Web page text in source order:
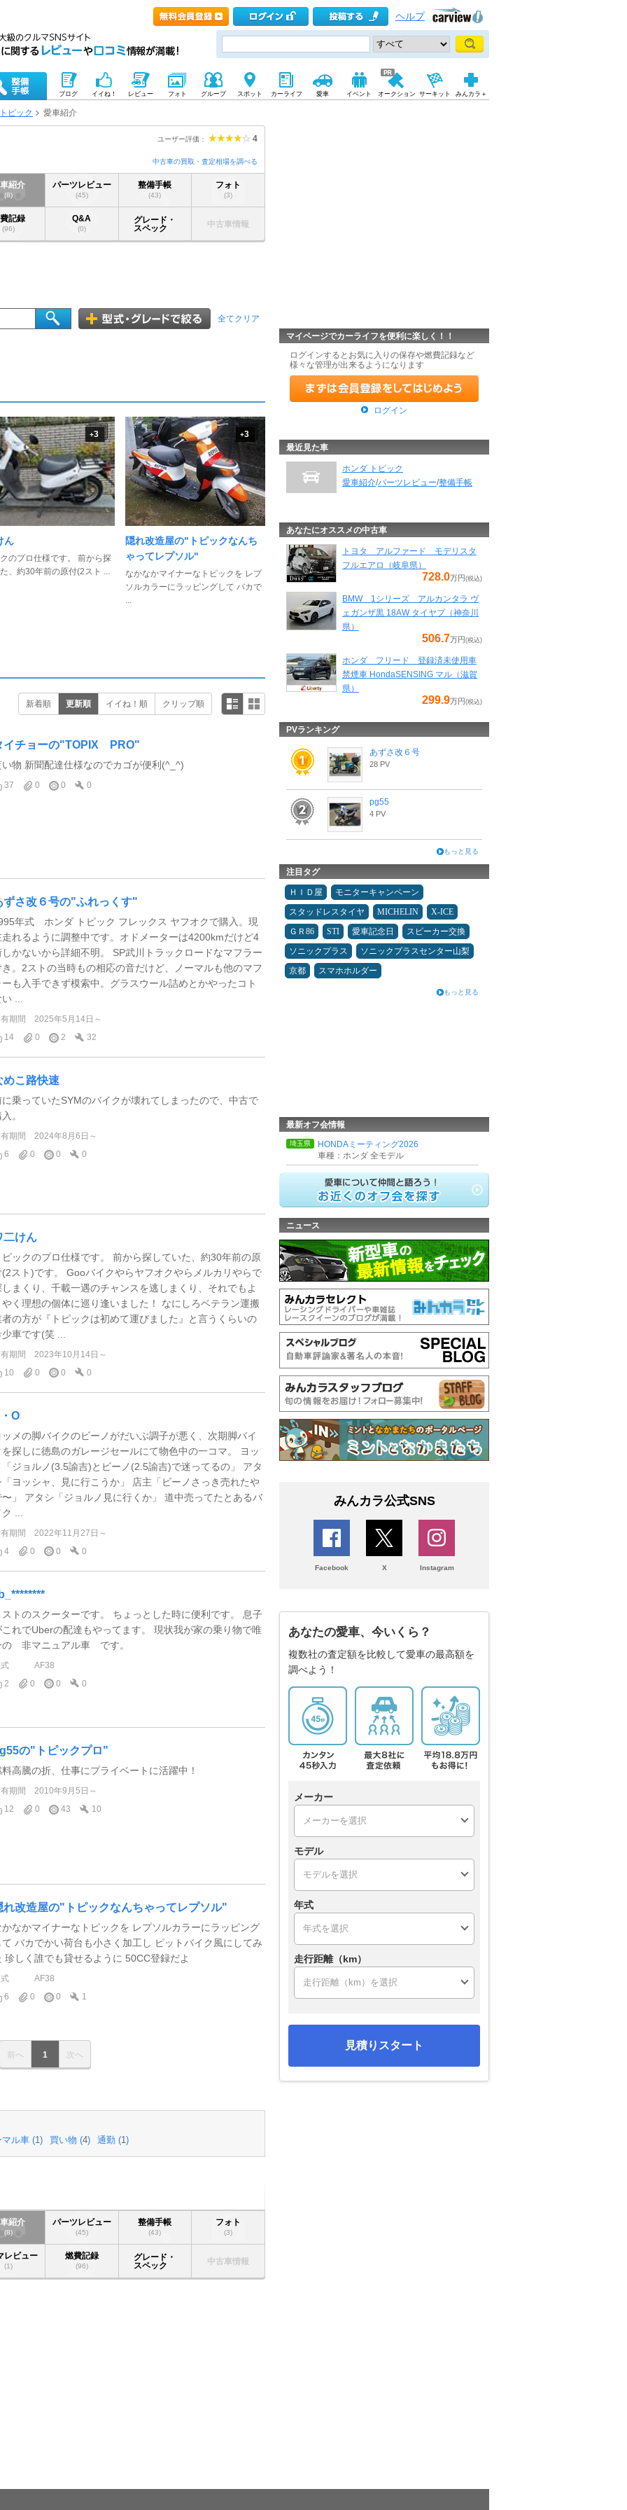
ヘルプ
ブログ イイね！ レビュー フォト グループ スポット カーライフ 愛車 イベント オークション サーキット みんカラ＋
トピック 愛車紹介
ユーザー評価： 4
中古車の買取・査定相場を調べる
紹介
(8)
パーツレビュー
(45)
整備手帳
(43)
フォト
(3)
記録
(96)
Q&A
(0)
グレード・
スペック
中古車情報
全てクリア
+3
ん
のプロ仕様です。 前から探
、約30年前の原付(2スト ...
+3
隠れ改造屋の"トピックなんち
ゃってレプソル"
なかなかマイナーなトピックを レプ
ソルカラーにラッピングして バカで
...
新着順 更新順 イイね！順 クリップ順
イチョーの"TOPIX PRO"
い物 新聞配達仕様なのでカゴが便利(^_^)
37 0 0 0
ずさ改６号の"ふれっくす"
年式 ホンダ トピック フレックス ヤフオクで購入。現
走れるように調整中です。オドメーターは4200kmだけど4
しかないから詳細不明。 SP武川トラックロードなマフラー
き。2ストの当時もの相応の音だけど、ノーマルも他のマフ
ーも入手できず模索中。グラスウール詰めとかやったコト
...
期間
2025年5月14日～
14
0 2 32
めこ路快速
に乗っていたSYMのバイクが壊れてしまったので、中古で
。
期間
2024年8月6日～
6
0 0 0
二けん
ピックのプロ仕様です。 前から探していた、約30年前の原
(2スト)です。 Gooバイクやらヤフオクやらメルカリやらで
しまくり、千載一遇のチャンスを逃しまくり、それでもよ
やく理想の個体に巡り逢いました！ なにしろベテラン運搬
者の方が『トピックは初めて運びました』と言うくらいの
車です(笑 ...
期間
2023年10月14日～
10
0 0 0
O
ッメの脚バイクのビーノがだいぶ調子が悪く、次期脚バイ
を探しに徳島のガレージセールにて物色中の一コマ。 ヨッ
「ジョルノ(3.5諭吉)とビーノ(2.5諭吉)で迷ってるの」 アタ
「ヨッシャ、見に行こうか」 店主「ビーノさっき売れたや
〜」 アタシ「ジョルノ見に行くか」 道中売ってたとあるバ
...
期間
2022年11月27日～
4
0 0 0
ストのスクーターです。 ちょっとした時に便利です。 息子
これでUberの配達もやってます。 現状我が家の乗り物で唯
の 非マニュアル車 です。
AF38
2
0 0 0
の"トピックプロ"
料高騰の折、仕事にプライベートに活躍中！
期間
2010年9月5日～
12
0 43 10
れ改造屋の"トピックなんちゃってレプソル"
かなかマイナーなトピックを レプソルカラーにラッピング
て バカでかい荷台も小さく加工し ピットバイク風にしてみ
珍しく誰でも貸せるように 50CC登録だよ
AF38
6
0 0 1
前へ 1 次へ
マル車 (1) 買い物 (4) 通勤 (1)
紹介
(8)
パーツレビュー
(45)
整備手帳
(43)
フォト
(3)
レビュー
(1)
燃費記録
(96)
グレード・
スペック
中古車情報
マイページでカーライフを便利に楽しく！！
ログインするとお気に入りの保存や燃費記録など
様々な管理が出来るようになります
ログイン
最近見た車
ホンダ トピック
愛車紹介/パーツレビュー/整備手帳
あなたにオススメの中古車
トヨタ アルファード モデリスタ
フルエアロ（岐阜県）
728.0万円 (税込)
BMW 1シリーズ アルカンタラ ヴ
ェガンザ黒 18AW タイヤプ（神奈川
県）
506.7万円 (税込)
ホンダ フリード 登録済未使用車
禁煙車 HondaSENSING マル（滋賀
県）
299.9万円 (税込)
PVランキング
あずさ改６号
28 PV
pg55
4 PV
もっと見る
注目タグ
ＨＩＤ屋
モニターキャンペーン
スタッドレスタイヤ
MICHELIN
X-ICE
ＧＲ86
STI 愛車記念日
スピーカー交換
ソニックプラス
ソニックプラスセンター山梨
京都
スマホホルダー
もっと見る
最新オフ会情報
埼玉県
HONDAミーティング2026
車種：ホンダ 全モデル
ニュース
みんカラ公式SNS
Facebook X Instagram
あなたの愛車、今いくら？
複数社の査定額を比較して愛車の最高額を
調べよう！
メーカー
モデル
年式
走行距離（km）
見積りスタート